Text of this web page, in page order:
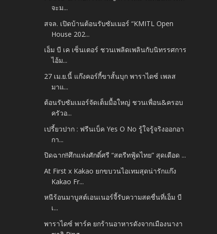
จะม...
สจล. เปิดบ้านต้อนรับซัมเมอร์ “KMITL Open
House 202...
เอ็ม บี เค เซ็นเตอร์ ชวนเพลิดเพลินกับนิทรรศการ
ไอ้ม...
27 เม.ย.นี้ แก๊งคอร์กี้ขาสั้นบุก พาราไดซ์ เพลส
มาแ...
ต้อนรับซัมเมอร์จัดเต็มมื้อใหญ่ ชวนเพื่อน&ครอบ
ครัวอ...
เปรี้ยวปาก : ฟรีนเบ็ค Yes O No รู้ใจรู้จริงออกอา
กา...
ปิดฉาก!!ศึกแห่งศักดิ์ศรี “สตรีทฟู้ดไทย” สุดเดือด ...
At First x Kakao ยกขบวนไอเทมสุดน่ารักแก๊ง
Kakao Fr...
หนีร้อนมาบูสต์เอนเนอร์จี้รับความสดชื่นที่เอ็ม บี
เ...
พาราไดซ์ พาร์ค ยกร้านอาหารดังจากเมืองนางา